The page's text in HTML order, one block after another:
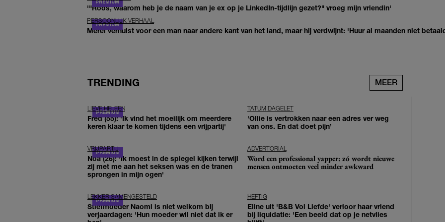
'"Roos, waarom heb je de naam van je ex op je LinkedIn-tijdlijn gezet?" vroeg mijn vriendin'
PERSOONLIJK VERHAAL
Merel verhuist voor een man naar andere kant van het land, maar hij verdwijnt: 'Huur al maanden niet
TRENDING MEER
LIEVE HELEEN
Fred (55): 'Ik vind het moeilijk om meerdere
keren klaar te komen tijdens een vrijpartij'
TATUM DAGELET
'Ollie is vertrokken naar een adres ver weg
van ons. En dat doet pijn’
VRIJPARTIJ
Noa (26): 'Ik moest in de spiegel kijken terwijl
zij met me aan het seksen was en de tranen
sprongen in mijn ogen'
ADVERTORIAL
Word een professional yapper: zó wordt nieuwe
mensen ontmoeten veel minder awkward
LEKKER SAMENGESTELD
Stiefmoeder Naomi is niet welkom bij
verjaardagen: 'Hun moeder wil niet dat ik er
HEFTIG
Eline uit 'B&B Vol Liefde' verloor haar vriend
bij liquidatie: 'Een beeld dat op je netvlies